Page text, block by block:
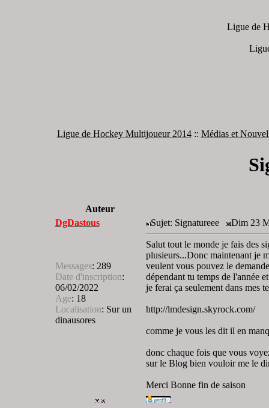
Ligue de
Ligue de Hockey Multijoueur 2014:: Médias et
Auteur
DgDastous
Messages: 289
Date d'inscription:
06/02/2022
Age: 18
Localisation: Sur un
dinausores
Sujet: Signatureee Dim 23
Salut tout le monde je fais des
plusieurs...Donc maintenant je
veulent vous pouvez le
dépendant tu temps de l'année
je ferai ça seulement dans mes
http://lmdesign.skyrock.com/
comme je vous les dit il en
donc chaque fois que vous
sur le Blog bien vouloir me le
Merci Bonne fin de saison